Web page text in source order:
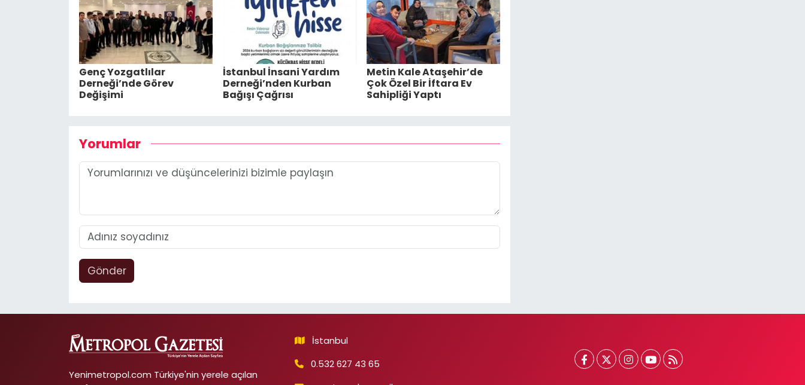
Genç Yozgatlılar
Derneği’nde Görev
Değişimi
İstanbul İnsani Yardım
Derneği’nden Kurban
Bağışı Çağrısı
Metin Kale Ataşehir’de
Çok Özel Bir İftara Ev
Sahipliği Yaptı
Yorumlar
Gönder
Yenimetropol.com Türkiye'nin yerele açılan
İstanbul
0.532 627 43 65